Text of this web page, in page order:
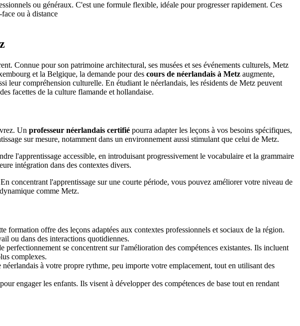
ou généraux. C'est une formule flexible, idéale pour progresser rapidement. Ces
ou à distance
Connue pour son patrimoine architectural, ses musées et ses événements culturels, Metz
et la Belgique, la demande pour des cours de néerlandais à Metz augmente,
leur compréhension culturelle. En étudiant le néerlandais, les résidents de Metz peuvent
facettes de la culture flamande et hollandaise.
Un professeur néerlandais certifié pourra adapter les leçons à vos besoins spécifiques,
sur mesure, notamment dans un environnement aussi stimulant que celui de Metz.
l'apprentissage accessible, en introduisant progressivement le vocabulaire et la grammaire
intégration dans des contextes divers.
concentrant l'apprentissage sur une courte période, vous pouvez améliorer votre niveau de
comme Metz.
formation offre des leçons adaptées aux contextes professionnels et sociaux de la région.
ou dans des interactions quotidiennes.
perfectionnement se concentrent sur l'amélioration des compétences existantes. Ils incluent
complexes.
à votre propre rythme, peu importe votre emplacement, tout en utilisant des
engager les enfants. Ils visent à développer des compétences de base tout en rendant